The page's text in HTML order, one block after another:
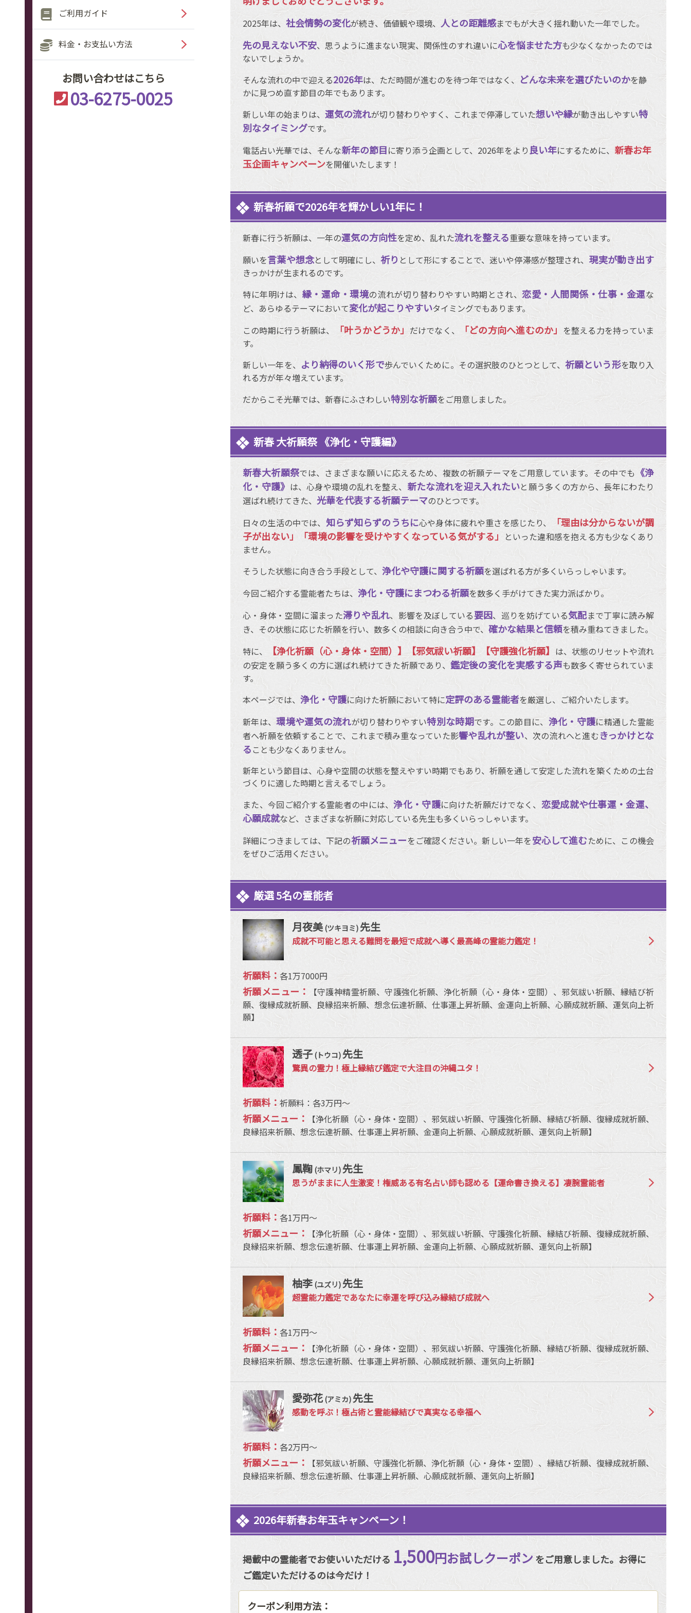
ご利用ガイド
料金・お支払い方法
お問い合わせはこちら
03-6275-0025
2025年は、 社会情勢の変化が続き、価値観や環境、 人との距離感までもが大きく揺れ動いた一年でした。
先の見えない不安、思うように進まない現実、関係性のすれ違いに心を悩ませた方も少なくなかったのでは
ないでしょうか。
そんな流れの中で迎える2026年は、ただ時間が進むのを待つ年ではなく、 どんな未来を選びたいのかを静
かに見つめ直す節目の年でもあります。
新しい年の始まりは、 運気の流れが切り替わりやすく、これまで停滞していた想いや縁が動き出しやすい特
別なタイミングです。
電話占い光華では、そんな新年の節目に寄り添う企画として、2026年をより 良い年にするために、 新春お年
玉企画キャンペーンを開催いたします！
新春祈願で2026年を輝かしい1年に！
新春に行う祈願は、一年の運気の方向性を定め、乱れた流れを整える重要な意味を持っています。
願いを言葉や想念として明確にし、 祈り として形にすることで、迷いや停滞感が整理され、 現実が動き出す
きっかけが生まれるのです。
特に年明けは、 縁・運命・環境の流れが切り替わりやすい時期とされ、恋愛・人間関係・仕事・金運な
ど、あらゆるテーマにおいて変化が起こりやすいタイミングでもあります。
この時期に行う祈願は、
「叶うかどうか」だけでなく、 「どの方向へ進むのか」 を整える力を持っていま
す。
新しい一年を、 より納得のいく形で歩んでいくために。その選択肢のひとつとして、祈願という形を取り入
れる方が年々増えています。
だからこそ光華では、新春にふさわしい特別な祈願をご用意しました。
新春 大祈願祭 《浄化・守護編》
新春大祈願祭では、さまざまな願いに応えるため、複数の祈願テーマをご用意しています。その中でも 《浄
化・守護》 は、心身や環境の乱れを整え、 新たな流れを迎え入れたいと願う多くの方から、長年にわたり
選ばれ続けてきた、 光華を代表する祈願テーマのひとつです。
日々の生活の中では、 知らず知らずのうちに心や身体に疲れや重さを感じたり、
「理由は分からないが調
子が出ない」「環境の影響を受けやすくなっている気がする」
といった違和感を抱える方も少なくあり
ません。
そうした状態に向き合う手段として、 浄化や守護に関する祈願を選ばれる方が多くいらっしゃいます。
今回ご紹介する霊能者たちは、 浄化・守護にまつわる祈願を数多く手がけてきた実力派ばかり。
心・身体・空間に溜まった滞りや乱れ、影響を及ぼしている要因、巡りを妨げている気配まで丁寧に読み解
き、その状態に応じた祈願を行い、数多くの相談に向き合う中で、 確かな結果と信頼を積み重ねてきました。
特に、
【浄化祈願（心・身体・空間）】【邪気祓い祈願】【守護強化祈願】 は、状態のリセットや流れ
の安定を願う多くの方に選ばれ続けてきた祈願であり、 鑑定後の変化を実感する声も数多く寄せられていま
す。
本ページでは、 浄化・守護に向けた祈願において特に定評のある霊能者を厳選し、ご紹介いたします。
新年は、環境や運気の流れが切り替わりやすい特別な時期です。この節目に、 浄化・守護に精通した霊能
者へ祈願を依頼することで、これまで積み重なっていた影響や乱れが整い、次の流れへと進むきっかけとな
ることも少なくありません。
新年という節目は、心身や空間の状態を整えやすい時期でもあり、祈願を通して安定した流れを築くための土台
づくりに適した時期と言えるでしょう。
また、今回ご紹介する霊能者の中には、浄化・守護に向けた祈願だけでなく、 恋愛成就や仕事運・金運、
心願成就など、さまざまな祈願に対応している先生も多くいらっしゃいます。
詳細につきましては、下記の祈願メニューをご確認ください。新しい一年を安心して進むために、この機会
をぜひご活用ください。
厳選 5名の霊能者
月夜美(ツキヨミ)先生
成就不可能と思える難問を最短で成就へ導く最高峰の霊能力鑑定！
祈願料： 各1万7000円
祈願メニュー：
【守護神精霊祈願、守護強化祈願、浄化祈願（心・身体・空間）、邪気祓い祈願、縁結び祈
願、復縁成就祈願、良縁招来祈願、想念伝達祈願、仕事運上昇祈願、金運向上祈願、心願成就祈願、運気向上祈
願】
透子(トウコ)先生
驚異の霊力！極上縁結び鑑定で大注目の沖縄ユタ！
祈願料： 祈願料：各3万円〜
祈願メニュー：
【浄化祈願（心・身体・空間）、邪気祓い祈願、守護強化祈願、縁結び祈願、復縁成就祈願、
良縁招来祈願、想念伝達祈願、仕事運上昇祈願、金運向上祈願、心願成就祈願、運気向上祈願】
鳳鞠 (ホマリ)先生
思うがままに人生激変！権威ある有名占い師も認める【運命書き換える】凄腕霊能者
祈願料： 各1万円〜
祈願メニュー：
【浄化祈願（心・身体・空間）、邪気祓い祈願、守護強化祈願、縁結び祈願、復縁成就祈願、
良縁招来祈願、想念伝達祈願、仕事運上昇祈願、金運向上祈願、心願成就祈願、運気向上祈願】
柚李 (ユズリ)先生
超霊能力鑑定であなたに幸運を呼び込み縁結び成就へ
祈願料： 各1万円〜
祈願メニュー：
【浄化祈願（心・身体・空間）、邪気祓い祈願、守護強化祈願、縁結び祈願、復縁成就祈願、
良縁招来祈願、想念伝達祈願、仕事運上昇祈願、心願成就祈願、運気向上祈願】
愛弥花(アミカ)先生
感動を呼ぶ！極占術と霊能縁結びで真実なる幸福へ
祈願料： 各2万円〜
祈願メニュー：
【邪気祓い祈願、守護強化祈願、浄化祈願（心・身体・空間）、縁結び祈願、復縁成就祈願、
良縁招来祈願、想念伝達祈願、仕事運上昇祈願、心願成就祈願、運気向上祈願】
2026年新春お年玉キャンペーン！
掲載中の霊能者でお使いいただける 1,500円お試しクーポンをご用意しました。お得に
ご鑑定いただけるのは今だけ！
クーポン利用方法：